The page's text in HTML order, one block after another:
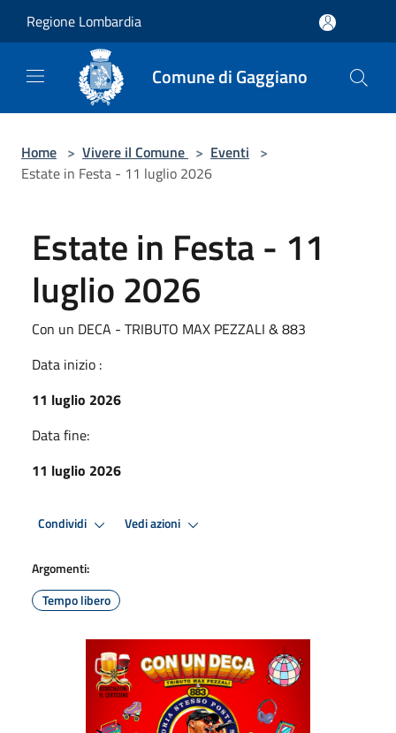
Regione Lombardia
Comune di Gaggiano
Home > Vivere il Comune > Eventi >
Estate in Festa - 11 luglio 2026
Estate in Festa - 11
luglio 2026
Con un DECA - TRIBUTO MAX PEZZALI & 883
Data inizio :
11 luglio 2026
Data fine:
11 luglio 2026
Condividi Vedi azioni
Argomenti:
Tempo libero